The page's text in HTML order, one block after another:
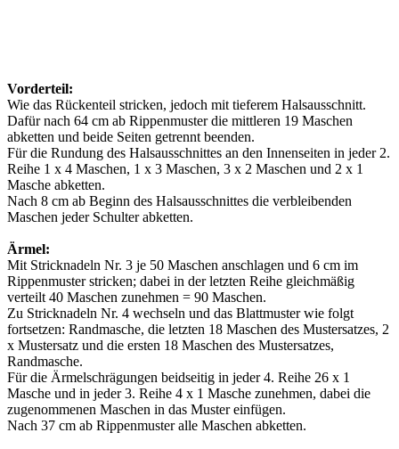
Vorderteil:
Wie das Rückenteil stricken, jedoch mit tieferem Halsausschnitt.
Dafür nach 64 cm ab Rippenmuster die mittleren 19 Maschen
abketten und beide Seiten getrennt beenden.
Für die Rundung des Halsausschnittes an den Innenseiten in jeder 2.
Reihe 1 x 4 Maschen, 1 x 3 Maschen, 3 x 2 Maschen und 2 x 1
Masche abketten.
Nach 8 cm ab Beginn des Halsausschnittes die verbleibenden
Maschen jeder Schulter abketten.
Ärmel:
Mit Stricknadeln Nr. 3 je 50 Maschen anschlagen und 6 cm im
Rippenmuster stricken; dabei in der letzten Reihe gleichmäßig
verteilt 40 Maschen zunehmen = 90 Maschen.
Zu Stricknadeln Nr. 4 wechseln und das Blattmuster wie folgt
fortsetzen: Randmasche, die letzten 18 Maschen des Mustersatzes, 2
x Mustersatz und die ersten 18 Maschen des Mustersatzes,
Randmasche.
Für die Ärmelschrägungen beidseitig in jeder 4. Reihe 26 x 1
Masche und in jeder 3. Reihe 4 x 1 Masche zunehmen, dabei die
zugenommenen Maschen in das Muster einfügen.
Nach 37 cm ab Rippenmuster alle Maschen abketten.